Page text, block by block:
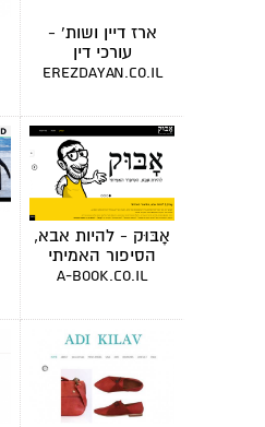
ארז דיין ושות' -
עורכי דין
erezdayan.co.il
אָבּוּק - להיות אבא,
הסיפור האמיתי
a-book.co.il